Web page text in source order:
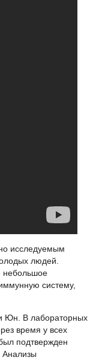
исследуемым
людей.
небольшое
систему,
Юн. В лабораторных
время у всех
подтвержден
Анализы